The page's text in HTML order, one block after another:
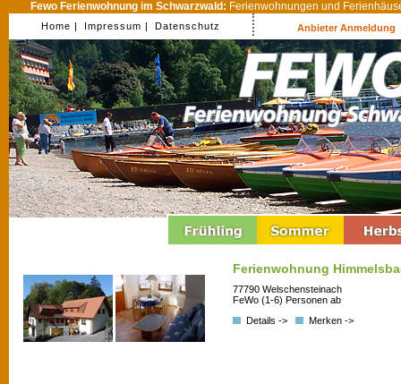
Fewo Ferienwohnung im Schwarzwald: Ferienwohnungen und
Home | Impressum | Datenschutz Anbieter Anmeldung
Ferienwohnung
77790 Welschensteinach
FeWo (1-6) Personen ab
Details ->
Merken ->